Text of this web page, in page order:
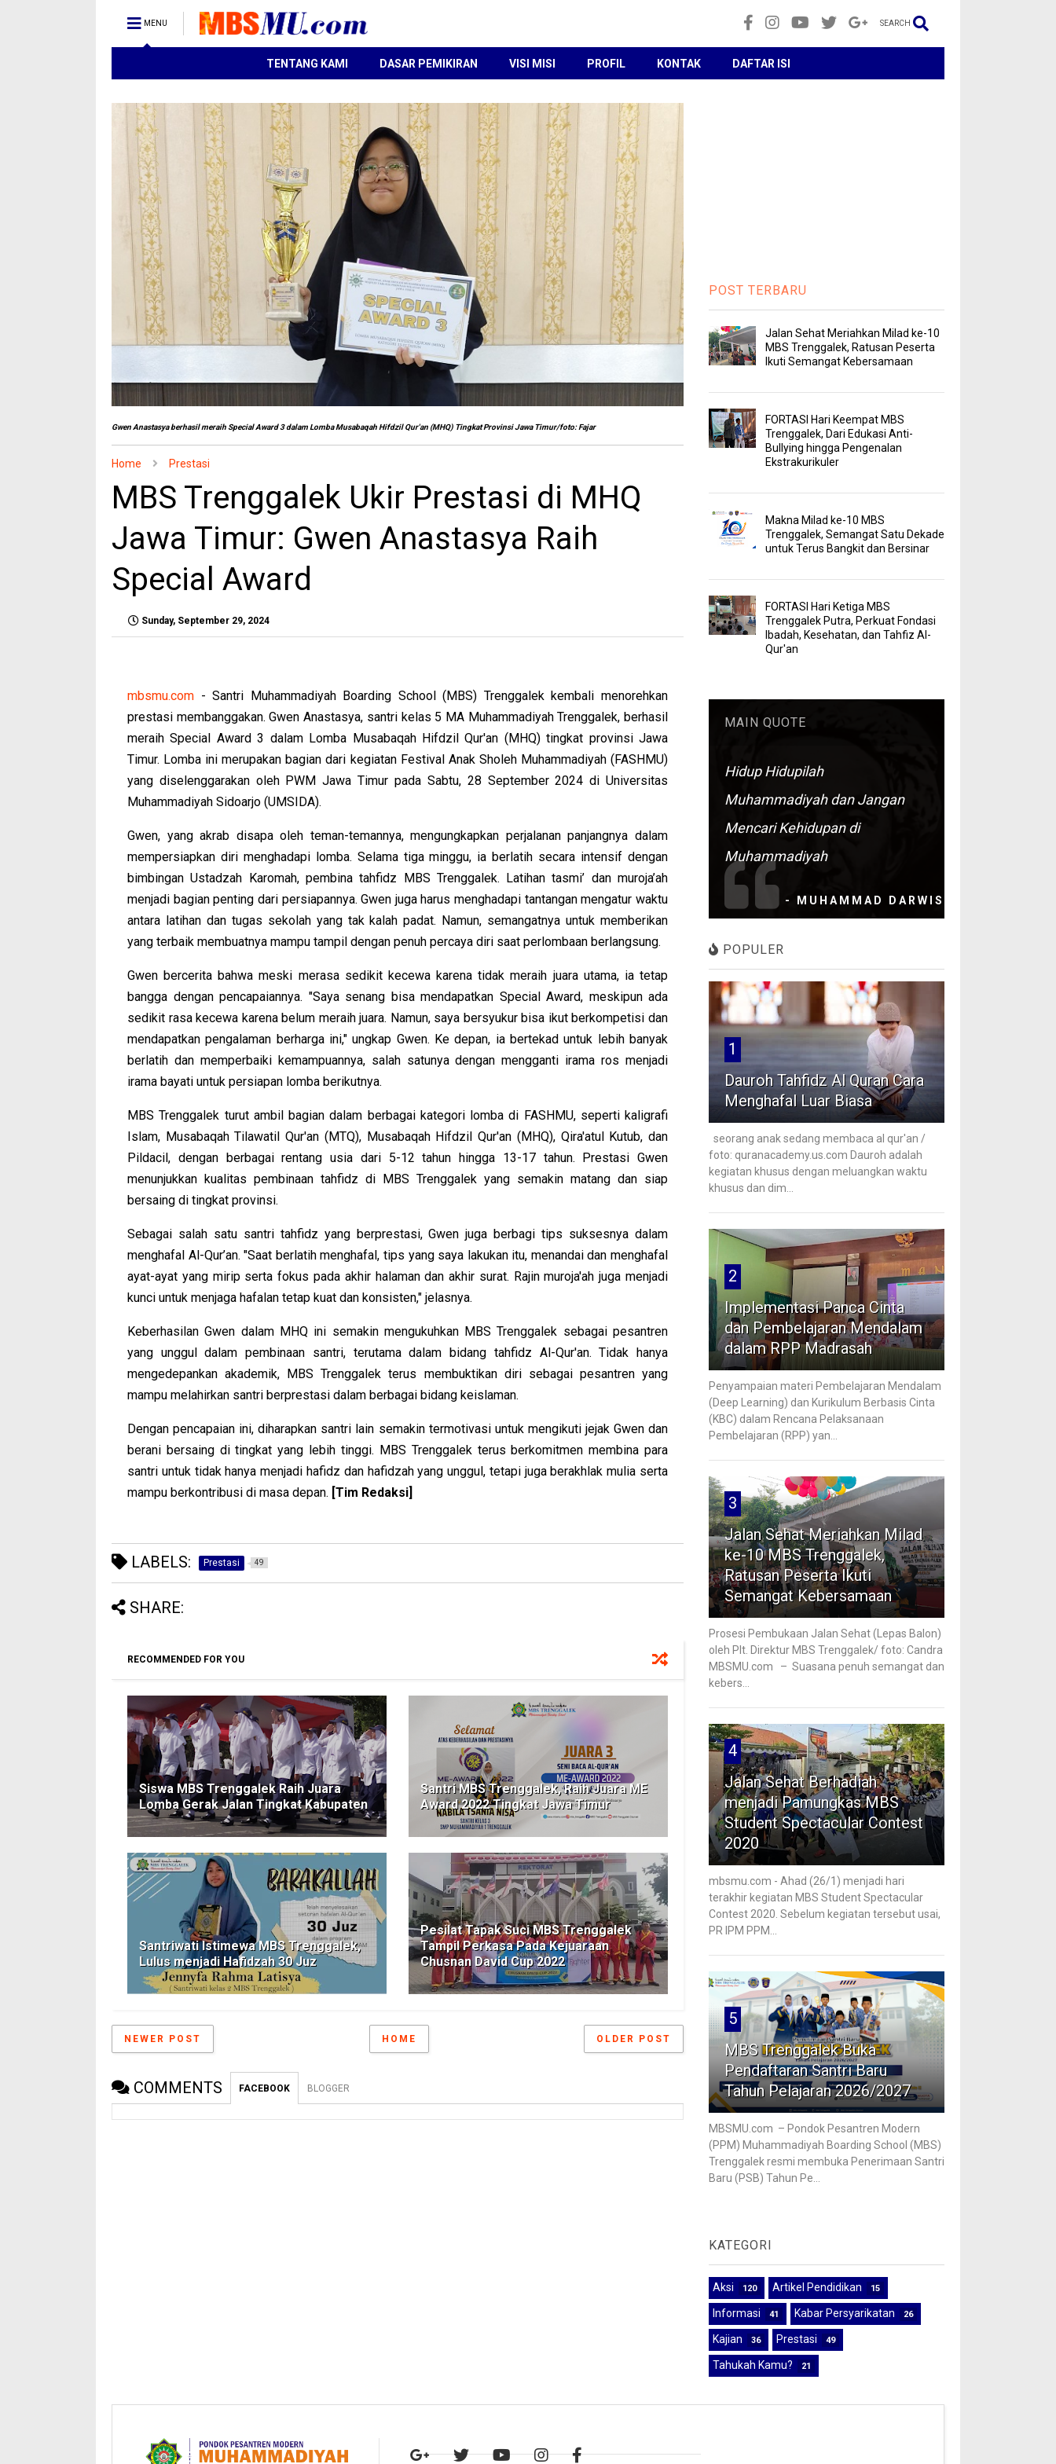
MENU SEARCH
TENTANG KAMI DASAR PEMIKIRAN VISI MISI PROFIL KONTAK DAFTAR ISI
Gwen Anastasyaberhasil meraih Special Award 3 dalam Lomba Musabaqah Hifdzil Qur'an (MHQ) Tingkat Provinsi Jawa Timur/foto: Fajar
Home Prestasi
MBS Trenggalek Ukir Prestasi di MHQ
Jawa Timur: Gwen Anastasya Raih
Special Award
Sunday, September 29, 2024
mbsmu.com - Santri Muhammadiyah Boarding School (MBS) Trenggalek kembali menorehkan
prestasi membanggakan. Gwen Anastasya, santri kelas 5 MA Muhammadiyah Trenggalek, berhasil
meraih Special Award 3 dalam Lomba Musabaqah Hifdzil Qur'an (MHQ) tingkat provinsi Jawa
Timur. Lomba ini merupakan bagian dari kegiatan Festival Anak Sholeh Muhammadiyah (FASHMU)
yang diselenggarakan oleh PWM Jawa Timur pada Sabtu, 28 September 2024 di Universitas
Muhammadiyah Sidoarjo (UMSIDA).
Gwen, yang akrab disapa oleh teman-temannya, mengungkapkan perjalanan panjangnya dalam
mempersiapkan diri menghadapi lomba. Selama tiga minggu, ia berlatih secara intensif dengan
bimbingan Ustadzah Karomah, pembina tahfidz MBS Trenggalek. Latihan tasmi’ dan muroja’ah
menjadi bagian penting dari persiapannya. Gwen juga harus menghadapi tantangan mengatur waktu
antara latihan dan tugas sekolah yang tak kalah padat. Namun, semangatnya untuk memberikan
yang terbaik membuatnya mampu tampil dengan penuh percaya diri saat perlombaan berlangsung.
Gwen bercerita bahwa meski merasa sedikit kecewa karena tidak meraih juara utama, ia tetap
bangga dengan pencapaiannya. "Saya senang bisa mendapatkan Special Award, meskipun ada
sedikit rasa kecewa karena belum meraih juara. Namun, saya bersyukur bisa ikut berkompetisi dan
mendapatkan pengalaman berharga ini," ungkap Gwen. Ke depan, ia bertekad untuk lebih banyak
berlatih dan memperbaiki kemampuannya, salah satunya dengan mengganti irama ros menjadi
irama bayati untuk persiapan lomba berikutnya.
MBS Trenggalek turut ambil bagian dalam berbagai kategori lomba di FASHMU, seperti kaligrafi
Islam, Musabaqah Tilawatil Qur'an (MTQ), Musabaqah Hifdzil Qur'an (MHQ), Qira'atul Kutub, dan
Pildacil, dengan berbagai rentang usia dari 5-12 tahun hingga 13-17 tahun. Prestasi Gwen
menunjukkan kualitas pembinaan tahfidz di MBS Trenggalek yang semakin matang dan siap
bersaing di tingkat provinsi.
Sebagai salah satu santri tahfidz yang berprestasi, Gwen juga berbagi tips suksesnya dalam
menghafal Al-Qur’an. "Saat berlatih menghafal, tips yang saya lakukan itu, menandai dan menghafal
ayat-ayat yang mirip serta fokus pada akhir halaman dan akhir surat. Rajin muroja'ah juga menjadi
kunci untuk menjaga hafalan tetap kuat dan konsisten," jelasnya.
Keberhasilan Gwen dalam MHQ ini semakin mengukuhkan MBS Trenggalek sebagai pesantren
yang unggul dalam pembinaan santri, terutama dalam bidang tahfidz Al-Qur'an. Tidak hanya
mengedepankan akademik, MBS Trenggalek terus membuktikan diri sebagai pesantren yang
mampu melahirkan santri berprestasi dalam berbagai bidang keislaman.
Dengan pencapaian ini, diharapkan santri lain semakin termotivasi untuk mengikuti jejak Gwen dan
berani bersaing di tingkat yang lebih tinggi. MBS Trenggalek terus berkomitmen membina para
santri untuk tidak hanya menjadi hafidz dan hafidzah yang unggul, tetapi juga berakhlak mulia serta
mampu berkontribusi di masa depan. [Tim Redaksi]
LABELS: Prestasi 49
SHARE:
RECOMMENDED FOR YOU
Siswa MBS Trenggalek Raih Juara
Lomba Gerak Jalan Tingkat Kabupaten
Santri MBS Trenggalek, Raih Juara ME
Award 2022 Tingkat Jawa Timur
Santriwati Istimewa MBS Trenggalek,
Lulus menjadi Hafidzah 30 Juz
Pesilat Tapak Suci MBS Trenggalek
Tampil Perkasa Pada Kejuaraan
Chusnan David Cup 2022
NEWER POST OLDER POST
HOME
COMMENTS FACEBOOK BLOGGER
POST TERBARU
Jalan Sehat Meriahkan Milad ke-10
MBS Trenggalek, Ratusan Peserta
Ikuti Semangat Kebersamaan
FORTASI Hari Keempat MBS
Trenggalek, Dari Edukasi Anti-
Bullying hingga Pengenalan
Ekstrakurikuler
Makna Milad ke-10 MBS
Trenggalek, Semangat Satu Dekade
untuk Terus Bangkit dan Bersinar
FORTASI Hari Ketiga MBS
Trenggalek Putra, Perkuat Fondasi
Ibadah, Kesehatan, dan Tahfiz Al-
Qur'an
MAIN QUOTE
Hidup Hidupilah
Muhammadiyah dan Jangan
Mencari Kehidupan di
Muhammadiyah
- MUHAMMAD DARWIS
POPULER
1
Dauroh Tahfidz Al Quran Cara
Menghafal Luar Biasa
seorang anak sedang membaca al qur'an /
foto: quranacademy.us.com Dauroh adalah
kegiatan khusus dengan meluangkan waktu
khusus dan dim...
2
Implementasi Panca Cinta
dan Pembelajaran Mendalam
dalam RPP Madrasah
Penyampaian materi Pembelajaran Mendalam
(Deep Learning) dan Kurikulum Berbasis Cinta
(KBC) dalam Rencana Pelaksanaan
Pembelajaran (RPP) yan...
3
Jalan Sehat Meriahkan Milad
ke-10 MBS Trenggalek,
Ratusan Peserta Ikuti
Semangat Kebersamaan
Prosesi Pembukaan Jalan Sehat (Lepas Balon)
oleh Plt. Direktur MBS Trenggalek/ foto: Candra
MBSMU.com – Suasana penuh semangat dan
kebers...
4
Jalan Sehat Berhadiah
menjadi Pamungkas MBS
Student Spectacular Contest
2020
mbsmu.com - Ahad (26/1) menjadi hari
terakhir kegiatan MBS Student Spectacular
Contest 2020. Sebelum kegiatan tersebut usai,
PR IPM PPM...
5
MBS Trenggalek Buka
Pendaftaran Santri Baru
Tahun Pelajaran 2026/2027
MBSMU.com – Pondok Pesantren Modern
(PPM) Muhammadiyah Boarding School (MBS)
Trenggalek resmi membuka Penerimaan Santri
Baru (PSB) Tahun Pe...
KATEGORI
Aksi 120 Artikel Pendidikan 15
Informasi 41 Kabar Persyarikatan 26
Kajian 36 Prestasi 49
Tahukah Kamu? 21